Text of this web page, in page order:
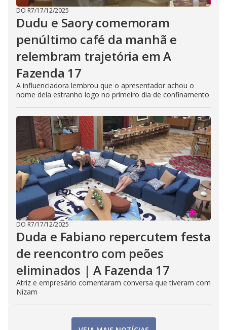
DO R7/17/12/2025
Dudu e Saory comemoram
penúltimo café da manhã e
relembram trajetória em A
Fazenda 17
A influenciadora lembrou que o apresentador achou o
nome dela estranho logo no primeiro dia de confinamento
DO R7/17/12/2025
Duda e Fabiano repercutem festa
de reencontro com peões
eliminados | A Fazenda 17
Atriz e empresário comentaram conversa que tiveram com
Nizam